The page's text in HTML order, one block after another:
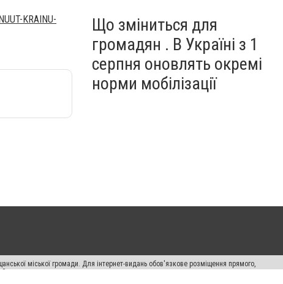
KRAINU-
Що зміниться для
громадян . В Україні з 1
серпня оновлять окремі
норми мобілізації
міської громади. Для інтернет-видань обов'язкове розміщення прямого,
Законом.